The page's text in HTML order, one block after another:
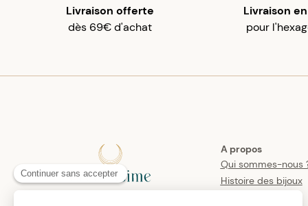
Livraison offerte
dès 69€ d'achat
Livraison
pour
A propos
Qui sommes-nous
Histoire des bijoux